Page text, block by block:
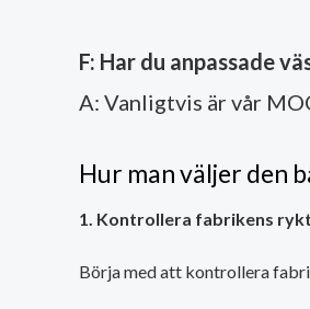
F: Har du anpassade
A: Vanligtvis är vår
Hur man väljer den
1. Kontrollera fabrikens
Börja med att kontrollera